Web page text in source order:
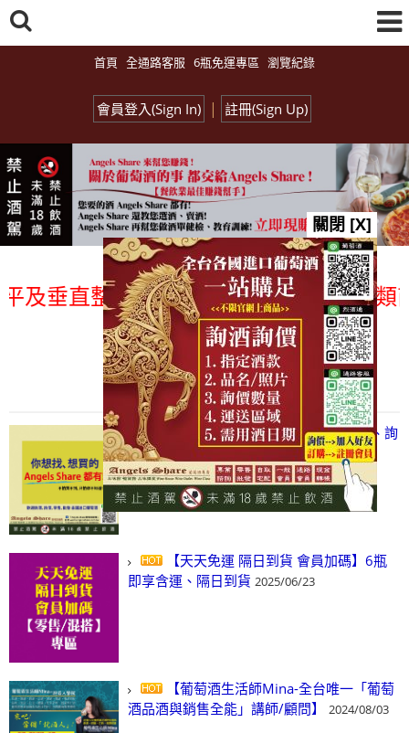
首頁 全通路客服 6瓶免運專區 瀏覽紀錄
會員登入(Sign In) | 註冊(Sign Up)
垂直整合、一次購足」各國進口酒類商
總覽-促銷&活動
all events
【凡酒問Angels Share】線上選酒、詢
(尋)酒、詢價、零售、批發，看這裡!
2024/03/01
【天天免運 隔日到貨 會員加碼】6瓶
即享含運、隔日到貨 2025/06/23
【葡萄酒生活師Mina-全台唯一「葡萄
酒品酒與銷售全能」講師/顧問】
2024/08/03
關閉 [X]